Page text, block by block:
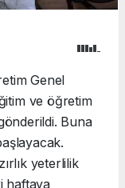
Genel
ve öğretim
Buna
yeterlilik
haftaya